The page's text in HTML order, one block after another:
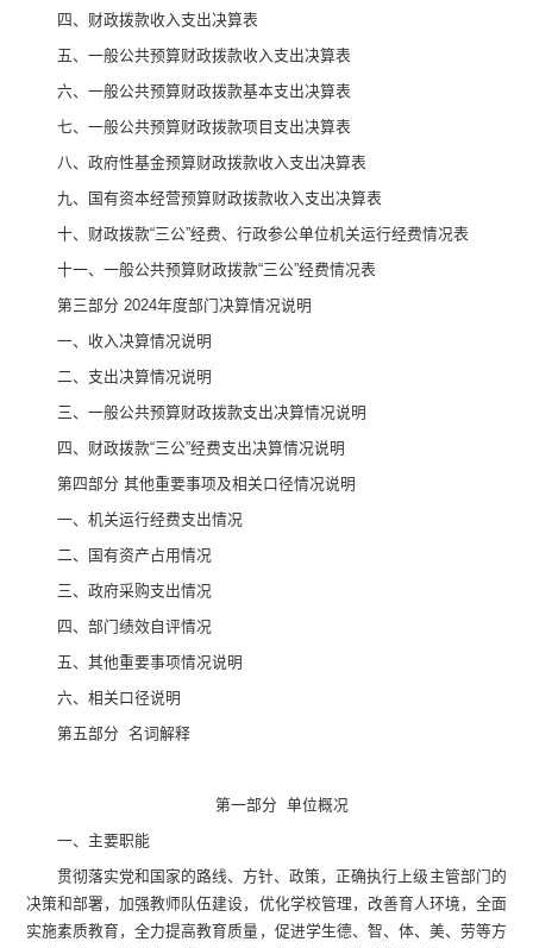
四、财政拨款收入支出决算表
五、一般公共预算财政拨款收入支出决算表
六、一般公共预算财政拨款基本支出决算表
七、 一般公共预算财政拨款项目支出决算表
八、政府性基金预算财政拨款收入支出决算表
九、国有资本经营预算财政拨款收入支出决算表
十、 财政拨款“三公”经费、行政参公单位机关运行经费情况表
十一、一般公共预算财政拨款“三公”经费情况表
第三部分 2024年度部门决算情况说明
一、收入决算情况说明
二、支出决算情况说明
三、一般公共预算财政拨款支出决算情况说明
四、财政拨款“三公”经费支出决算情况说明
第四部分 其他重要事项及相关口径情况说明
一、 机关运行经费支出情况
二、
国有资产占用情况
三、 政府采购支出情况
四、 部门绩效自评情况
五、 其他重要事项情况说明
六、相关口径说明
第五部分 名词解释
第一部分 单位概况
一、主要职能
贯彻落实党和国家的路线、方针、政策，正确执行上级主管部门的
决策和部署，加强教师队伍建设，优化学校管理，改善育人环境，全面
实施素质教育，全力提高教育质量，促进学生德、智、体、美、劳等方